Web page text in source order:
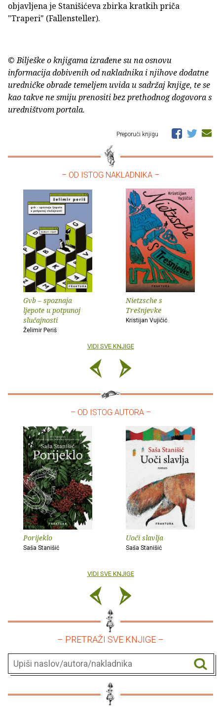
objavljena je Stanišićeva zbirka kratkih priča
"Traperi" (Fallensteller).
© Bilješke o knjigama izrađene su na osnovu
informacija dobivenih od nakladnika i njihove dodatne
uredničke obrade temeljem uvida u sadržaj knjige, te se
kao takve ne smiju prenositi bez prethodnog dogovora s
uredništvom portala.
Preporuči knjigu
– OD ISTOG NAKLADNIKA –
Gvb – spoznaja
ljepote u potpunoj
slučajnosti
Želimir Periš
Nietzsche s
Trešnjevke
Kristijan Vujičić
VIDI SVE KNJIGE
– OD ISTOG AUTORA –
Porijeklo
Saša Stanišić
Uoči slavlja
Saša Stanišić
VIDI SVE KNJIGE
– PRETRAŽI SVE KNJIGE –